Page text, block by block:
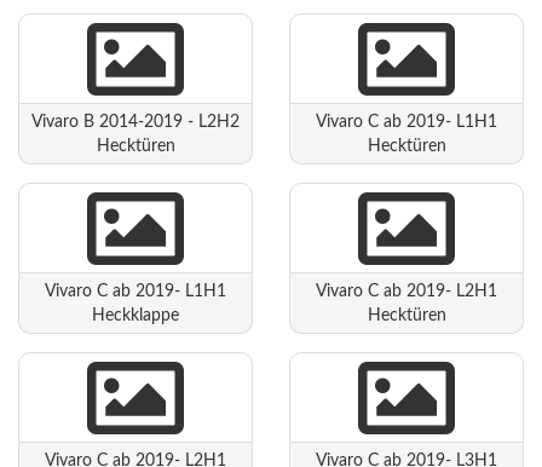
Vivaro B 2014-2019 - L2H2
Hecktüren
Vivaro C ab 2019- L1H1
Hecktüren
Vivaro C ab 2019- L1H1
Heckklappe
Vivaro C ab 2019- L2H1
Hecktüren
Vivaro C ab 2019- L2H1
Vivaro C ab 2019- L3H1